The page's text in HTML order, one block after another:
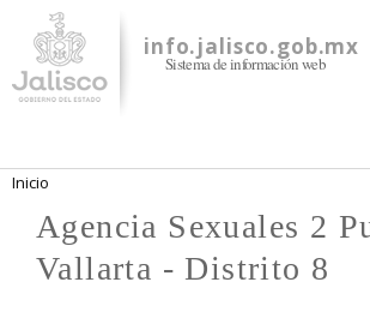
contenido
principal
info.jalisco.gob.mx
Sistema de información web
Se encuentra usted aquí
Inicio
Agencia Sexuales 2
Vallarta - Distrito 8